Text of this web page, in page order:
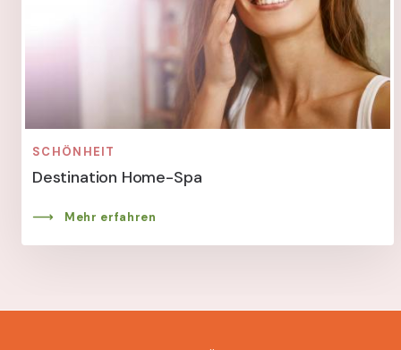
SCHÖNHEIT
Destination Home-Spa
Mehr erfahren